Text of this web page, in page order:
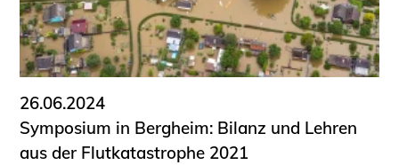
26.06.2024
Symposium in Bergheim: Bilanz und Lehren
aus der Flutkatastrophe 2021